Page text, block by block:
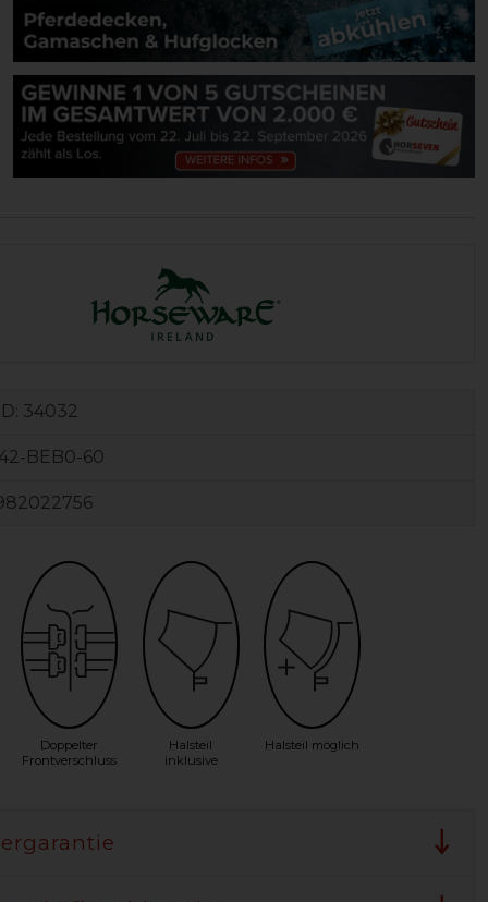
34032
BEB0-60
Doppelter
Frontverschluss
Halsteil
inklusive
Halsteil möglich